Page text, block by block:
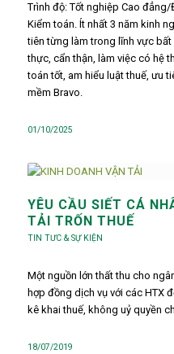
Trình độ: Tốt nghiệp Cao
Kiểm toán. Ít nhất 3 năm kinh
tiên từng làm trong lĩnh vực
thực, cẩn thận, làm việc có hệ
toán tốt, am hiểu luật thuế, ưu
mềm Bravo.
01/10/2025
YÊU CẦU SIẾT CÁ
TẢI TRỐN THUẾ
TIN TƯC & SỰ KIỆN
Một nguồn lớn thất thu cho
hợp đồng dịch vụ với các HTX
kê khai thuế, không uỷ quyền
18/07/2019